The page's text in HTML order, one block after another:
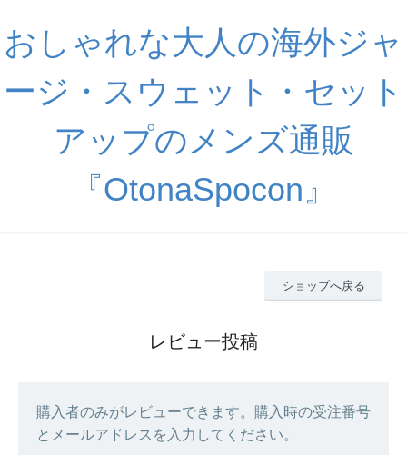
おしゃれな大人の海外ジャ
ージ・スウェット・セット
アップのメンズ通販
『OtonaSpocon』
ショップへ戻る
レビュー投稿
購入者のみがレビューできます。購入時の受注番号
とメールアドレスを入力してください。